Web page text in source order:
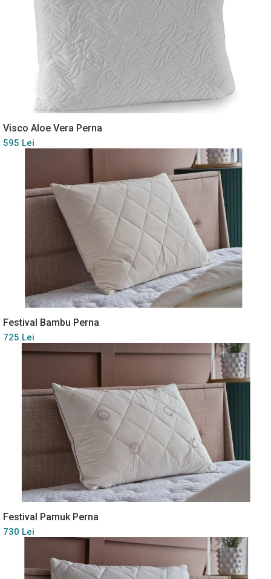
Visco Aloe Vera Perna
595 Lei
Festival Bambu Perna
725 Lei
Festival Pamuk Perna
730 Lei